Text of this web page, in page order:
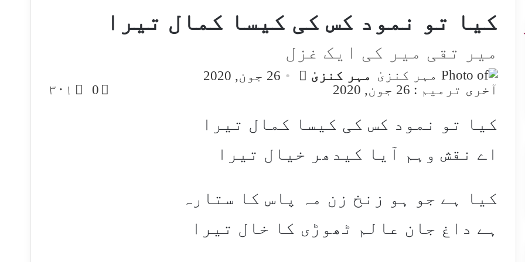
کیا تو نمود کس کی کیسا کمال تیرا
میر تقی میر کی ایک غزل
مہر کنزیٰ
Send
26 جون, 2020
آخری ترمیم : 26 جون, 2020
0 ۳۰۱
کیا تو نمود کس کی کیسا کمال تیرا
اے نقش وہم آیا کیدھر خیال تیرا
کیا ہے جو ہو زنخ زن مہ پاس کا ستارہ
ہے داغ جان عالم ٹھوڑی کا خال تیرا